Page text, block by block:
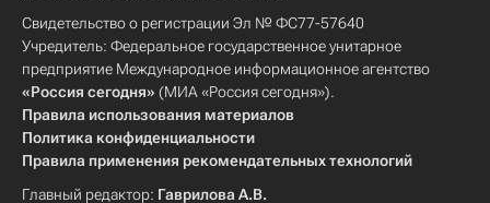
Свидетельство о регистрации Эл № ФС77-57640
Учредитель: Федеральное государственное унитарное
предприятие Международное информационное агентство
«Россия сегодня» (МИА «Россия сегодня»).
Правила использования материалов
Политика конфиденциальности
Правила применения рекомендательных технологий
Главный редактор: Гаврилова А.В.